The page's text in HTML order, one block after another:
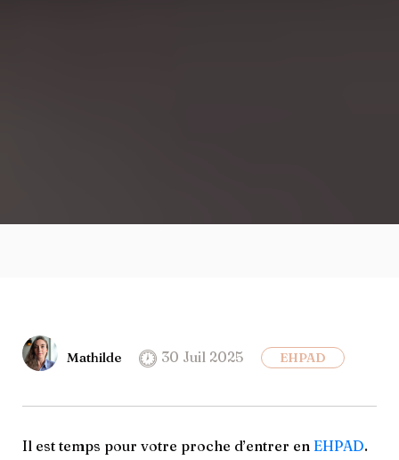
Mathilde 30 Juil 2025 EHPAD
Il est temps pour votre proche d’entrer en EHPAD.